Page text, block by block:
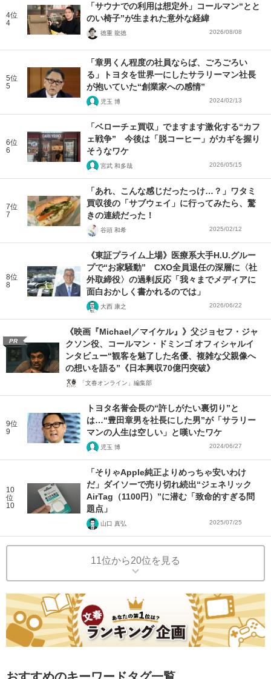
4位
4
「サウナでの利用は想定外」コールマン“とと
のい椅子”が生まれた意外な経緯
徳重 龍徳 2026/08/08
5位
5
「章男くん程度の社員ならば、ごろごろい
る」トヨタを世界一にしたサラリーマン社長
が抱いていた“創業家への感情”
児玉 博 2024/02/13
6位
6
「ベローチェ買収」でますます激化する“カフ
ェ戦争” 今後は「脱コーヒー」がカギを握り
そうなワケ
宮武 和多哉 2026/05/15
7位
7
「あれ、こんな感じだったっけ…？」ワタミ
買収後の「サブウェイ」に行ってみたら、驚
きの連続だった！
谷頭 和希 2025/02/12
8位
8
《東証プライム上場》医療系大手H.U.グルー
プで“お家騒動” CXO全員退任の深層に〈社
外取締役〉の過剰反応「我々までメディアに
面白おかしく書かれるのでは」
大西 康之 2026/06/22
PR
《映画『Michael／マイケル』》父ジョセフ・ジャ
クソン役、コールマン・ドミンゴ オフィシャルイ
ンタビュー“観客を魅了した名優、複雑な父親像へ
の想いを語る”《日本興収70億円突破》
「文春オンライン」編集部
9位
9
トヨタ名誉会長の“許しがたい裏切り”と
は…“豊田章男を社長にした男”が「サラリー
マンの人生は空しい」と嘆いたワケ
児玉 博 2024/06/27
10
位
10
「そりゃApple純正よりめっちゃ安いわけ
だ」ダイソーで売り切れ続出“ジェネリック
AirTag（1100円）”に潜む「致命的すぎる問
題点」
山口 真弘 2025/07/25
11位から20位を見る